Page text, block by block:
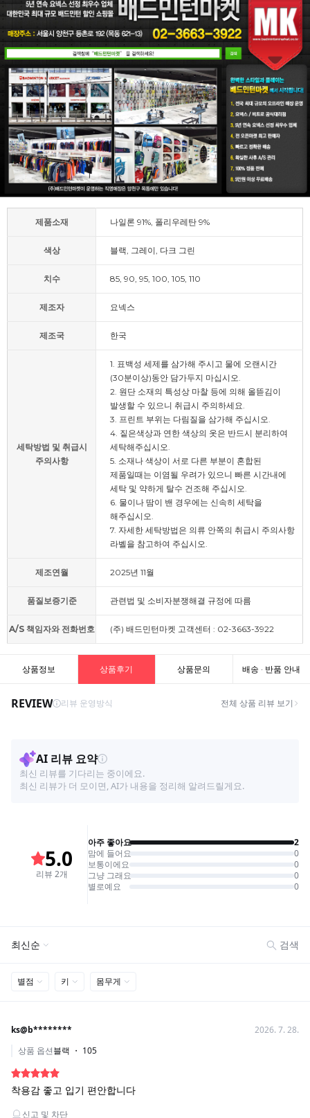
제품소재 나일론 91%, 폴리우레탄 9%
색상 블랙, 그레이, 다크 그린
치수 85, 90, 95, 100, 105, 110
제조자 요넥스
제조국 한국
세탁방법 및 취급시
주의사항
1. 표백성 세제를 삼가해 주시고 물에 오랜시간
(30분이상)동안 담가두지 마십시오.
2. 원단 소재의 특성상 마찰 등에 의해 올뜯김이
발생할 수 있으니 취급시 주의하세요.
3. 프린트 부위는 다림질을 삼가해 주십시오.
4. 짙은색상과 연한 색상의 옷은 반드시 분리하여
세탁해주십시오.
5. 소재나 색상이 서로 다른 부분이 혼합된
제품일때는 이염될 우려가 있으니 빠른 시간내에
세탁 및 약하게 탈수 건조해 주십시오.
6. 물이나 땀이 밴 경우에는 신속히 세탁을
해주십시오.
7. 자세한 세탁방법은 의류 안쪽의 취급시 주의사항
라벨을 참고하여 주십시오.
제조연월 2025년 11월
품질보증기준 관련법 및 소비자분쟁해결 규정에 따름
A/S 책임자와 전화번호 (주) 배드민턴마켓 고객센터 : 02-3663-3922
상품정보 상품후기 상품문의 배송 · 반품 안내